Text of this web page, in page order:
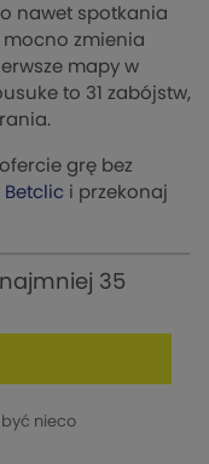
nawet spotkania
mocno zmienia
mapy w
to 31 zabójstw,
grę bez
i przekonaj
35
nieco